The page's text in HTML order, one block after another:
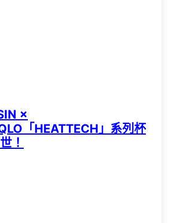
×
「HEATTECH」系列杯
！